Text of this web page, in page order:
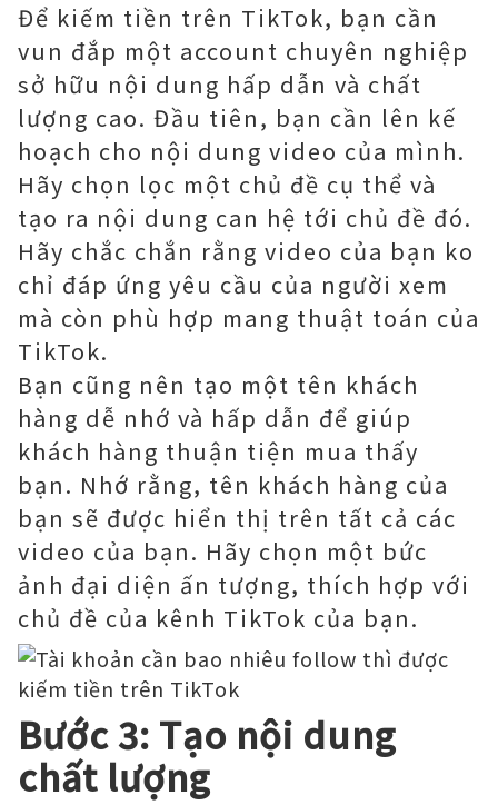
Để kiếm tiền trên TikTok, bạn cần
vun đắp một account chuyên nghiệp
sở hữu nội dung hấp dẫn và chất
lượng cao. Đầu tiên, bạn cần lên kế
hoạch cho nội dung video của mình.
Hãy chọn lọc một chủ đề cụ thể và
tạo ra nội dung can hệ tới chủ đề đó.
Hãy chắc chắn rằng video của bạn ko
chỉ đáp ứng yêu cầu của người xem
mà còn phù hợp mang thuật toán của
TikTok.
Bạn cũng nên tạo một tên khách
hàng dễ nhớ và hấp dẫn để giúp
khách hàng thuận tiện mua thấy
bạn. Nhớ rằng, tên khách hàng của
bạn sẽ được hiển thị trên tất cả các
video của bạn. Hãy chọn một bức
ảnh đại diện ấn tượng, thích hợp với
chủ đề của kênh TikTok của bạn.
Bước 3: Tạo nội dung
chất lượng